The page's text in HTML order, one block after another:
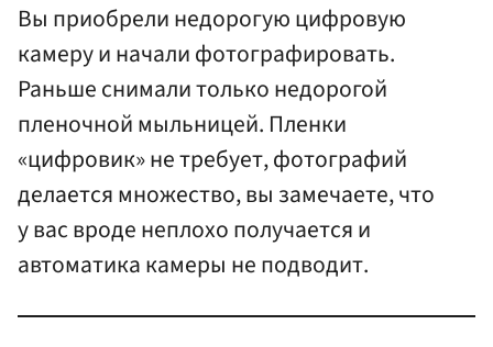
Вы приобрели недорогую цифровую
камеру и начали фотографировать.
Раньше снимали только недорогой
пленочной мыльницей. Пленки
«цифровик» не требует, фотографий
делается множество, вы замечаете, что
у вас вроде неплохо получается и
автоматика камеры не подводит.